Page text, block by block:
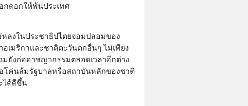
กดอกให้พ้นประเทศ
ลงในประชาธิปไตยจอมปลอมของ
เมริกาและชาติตะวันตกอื่นๆ ไม่เพียง
มยังก่ออาชญากรรมตลอดเวลาอีกต่าง
โค่นล้มรัฐบาลหรือสถาบันหลักของชาติ
ได้ดีขึ้น